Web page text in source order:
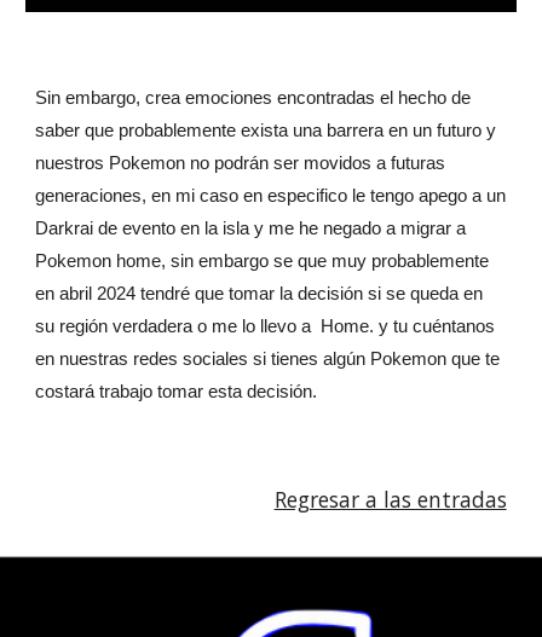
Sin embargo, crea emociones encontradas el hecho de
saber que probablemente exista una barrera en un futuro y
nuestros Pokemon no podrán ser movidos a futuras
generaciones, en mi caso en especifico le tengo apego a un
Darkrai de evento en la isla y me he negado a migrar a
Pokemon home, sin embargo se que muy probablemente
en abril 2024 tendré que tomar la decisión si se queda en
su región verdadera o me lo llevo a Home. y tu cuéntanos
en nuestras redes sociales si tienes algún Pokemon que te
costará trabajo tomar esta decisión.
Regresar a las entradas